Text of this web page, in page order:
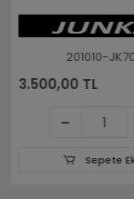
201010-
3.500,00 TL
Sepete